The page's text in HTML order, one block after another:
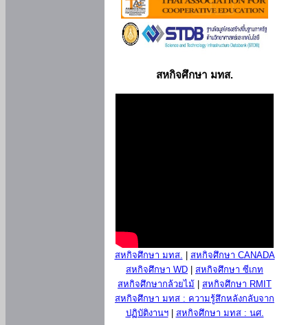
สหกิจศึกษา มทส.
สหกิจศึกษา มทส.
สหกิจศึกษา CANADA
สหกิจศึกษา WD
สหกิจศึกษา ซีเกท
สหกิจศึกษากล้วยไม้
สหกิจศึกษา RMIT
สหกิจศึกษา มทส : ความรู้สึกหลังกลับจาก
ปฏิบัติงานฯ| สหกิจศึกษา มทส : นศ.